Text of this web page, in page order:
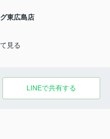
東広島店
見る
LINEで共有する